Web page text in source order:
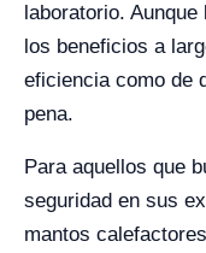
laboratorio.
los beneficios a
eficiencia como de
pena.
Para aquellos que
seguridad en sus
mantos